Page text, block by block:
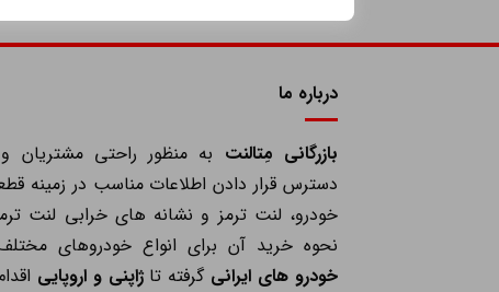
درباره ما
بازرگانی مِتالنت به منظور راحتی مشتریان
دسترس قرار دادن اطلاعات مناسب در زمینه
خودرو، لنت ترمز و نشانه های خرابی لنت
نحوه خرید آن برای انواع خودروهای
خودرو های ایرانی گرفته تاژاپنی و اروپایی